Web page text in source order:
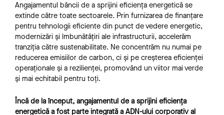
Angajamentul băncii de a sprijini eficiența energetică se
extinde către toate sectoarele. Prin furnizarea de finanțare
pentru tehnologii eficiente din punct de vedere energetic,
modernizări și îmbunătățiri ale infrastructurii, accelerăm
tranziția către sustenabilitate. Ne concentrăm nu numai pe
reducerea emisiilor de carbon, ci și pe creșterea eficienței
operaționale și a rezilienței, promovând un viitor mai verde
și mai echitabil pentru toți.
Încă de la început, angajamentul de a sprijini eficiența
energetică a fost parte integrată a ADN-ului corporativ al